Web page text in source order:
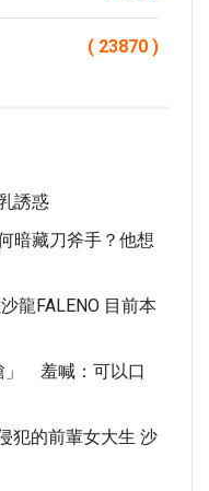
( 23870 )
誘惑
暗藏刀斧手？他想
龍FALENO 目前本
」 羞喊：可以口
犯的前輩女大生 沙